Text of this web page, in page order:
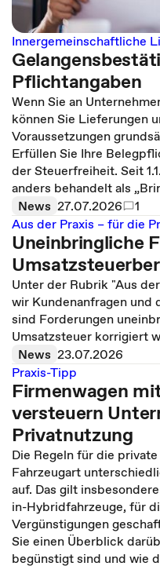
Innergemeinschaftliche
Pflichtangaben
Wenn Sie an
können Sie Lieferungen
Voraussetzungen
Erfüllen Sie Ihre
der Steuerfreiheit. Seit
anders behandelt als
News 27.07.2026
1
Aus der Praxis – für die
Uneinbringliche
Unter der Rubrik "Aus
wir Kundenanfragen und
sind Forderungen
Umsatzsteuer korrigiert
News 23.07.2026
Praxis-Tipp
Firmenwagen
versteuern
Privatnutzung
Die Regeln für die
Fahrzeugart
auf. Das gilt
in-Hybridfahrzeuge, für
Vergünstigungen
Sie einen Überblick
begünstigt sind und wie